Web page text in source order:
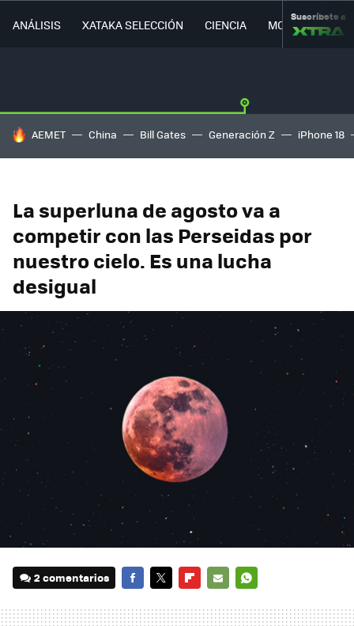
ANÁLISIS XATAKA SELECCIÓN CIENCIA MOVILIDAD
Suscríbete a
HOY SE HABLA DE
AEMET China Bill Gates Generación Z iPhone 18
La superluna de agosto va a
competir con las Perseidas por
nuestro cielo. Es una lucha
desigual
2 comentarios
MAIL